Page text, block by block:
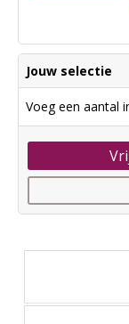
Jouw selectie
Voeg een aantal